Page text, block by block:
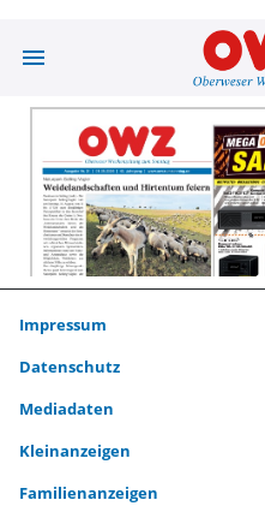
menu
Impressum
Datenschutz
Mediadaten
Kleinanzeigen
Familienanzeigen